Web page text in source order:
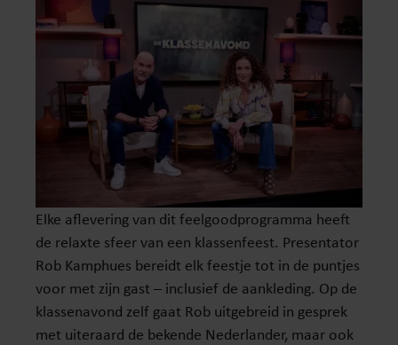
Elke aflevering van dit feelgoodprogramma heeft
de relaxte sfeer van een klassenfeest. Presentator
Rob Kamphues bereidt elk feestje tot in de puntjes
voor met zijn gast – inclusief de aankleding. Op de
klassenavond zelf gaat Rob uitgebreid in gesprek
met uiteraard de bekende Nederlander, maar ook